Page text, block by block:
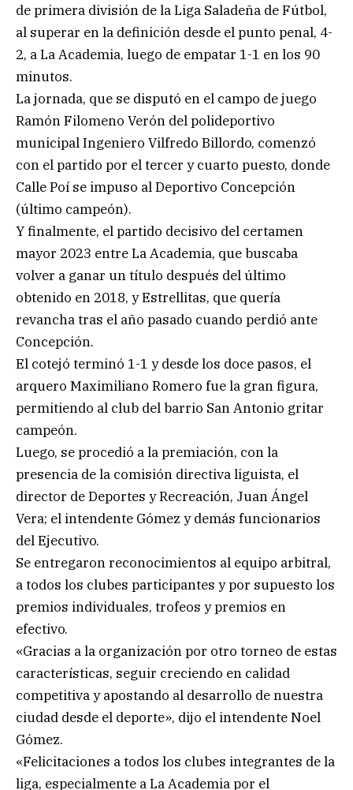
de primera división de la Liga Saladeña de Fútbol,
al superar en la definición desde el punto penal, 4-
2, a La Academia, luego de empatar 1-1 en los 90
minutos.
La jornada, que se disputó en el campo de juego
Ramón Filomeno Verón del polideportivo
municipal Ingeniero Vilfredo Billordo, comenzó
con el partido por el tercer y cuarto puesto, donde
Calle Poí se impuso al Deportivo Concepción
(último campeón).
Y finalmente, el partido decisivo del certamen
mayor 2023 entre La Academia, que buscaba
volver a ganar un título después del último
obtenido en 2018, y Estrellitas, que quería
revancha tras el año pasado cuando perdió ante
Concepción.
El cotejó terminó 1-1 y desde los doce pasos, el
arquero Maximiliano Romero fue la gran figura,
permitiendo al club del barrio San Antonio gritar
campeón.
Luego, se procedió a la premiación, con la
presencia de la comisión directiva liguista, el
director de Deportes y Recreación, Juan Ángel
Vera; el intendente Gómez y demás funcionarios
del Ejecutivo.
Se entregaron reconocimientos al equipo arbitral,
a todos los clubes participantes y por supuesto los
premios individuales, trofeos y premios en
efectivo.
«Gracias a la organización por otro torneo de estas
características, seguir creciendo en calidad
competitiva y apostando al desarrollo de nuestra
ciudad desde el deporte», dijo el intendente Noel
Gómez.
«Felicitaciones a todos los clubes integrantes de la
liga, especialmente a La Academia por el